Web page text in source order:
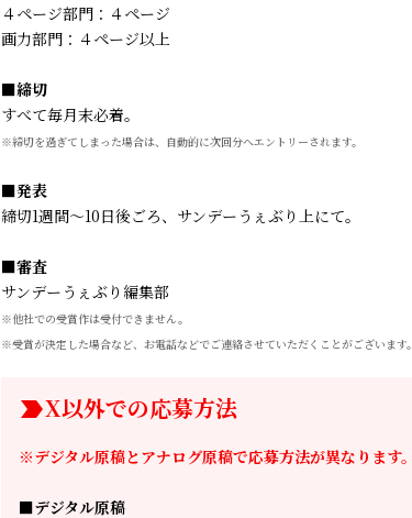
４ページ部門：４ページ
画力部門：４ページ以上
■締切
すべて毎月末必着。
※締切を過ぎてしまった場合は、自動的に次回分へエントリーされます。
■発表
締切1週間～10日後ごろ、サンデーうぇぶり上にて。
■審査
サンデーうぇぶり編集部
※他社での受賞作は受付できません。
※受賞が決定した場合など、お電話などでご連絡させていただくことがございます。
X以外での応募方法
※デジタル原稿とアナログ原稿で応募方法が異なります。
■デジタル原稿